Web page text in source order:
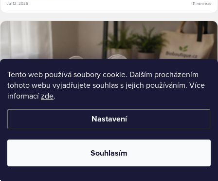
Tento web používá soubory cookie. Dalším procházením
tohoto webu vyjadřujete souhlas s jejich používáním. Více
informacízde.
Nastavení
Souhlasím
Jul 12, 2026 11 min read
Zjistěte, proč přejít na bio hygienické potřeby. Zdraví, životní prostředí, složení produktů a praktické tipy pro